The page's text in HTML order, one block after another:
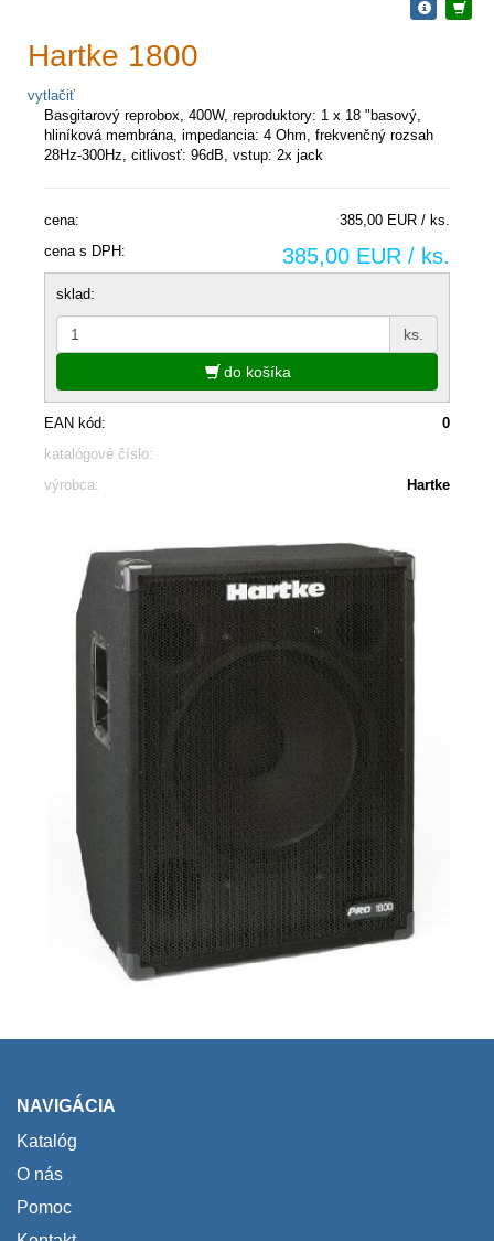
Hartke 1800
vytlačiť
Basgitarový reprobox, 400W, reproduktory: 1 x 18 "basový,
hliníková membrána, impedancia: 4 Ohm, frekvenčný rozsah
28Hz-300Hz, citlivosť: 96dB, vstup: 2x jack
cena:
385,00 EUR / ks.
cena s DPH:
385,00 EUR / ks.
sklad:
ks.
do košíka
EAN kód:
0
katalógové číslo:
výrobca:
Hartke
NAVIGÁCIA
Katalóg
O nás
Pomoc